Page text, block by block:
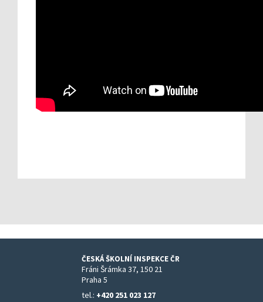
ČESKÁ ŠKOLNÍ INSPEKCE ČR
Fráni Šrámka 37, 150 21
Praha 5
tel.: +420 251 023 127